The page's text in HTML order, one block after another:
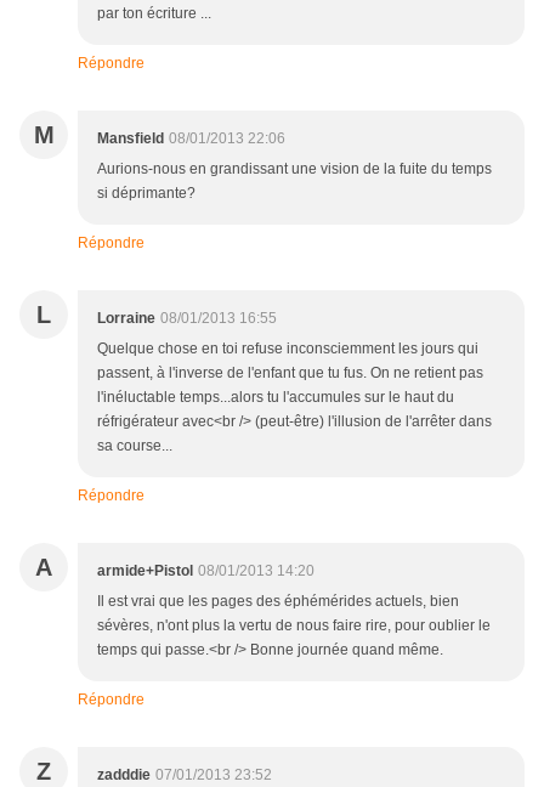
par ton écriture ...
Répondre
M Mansfield 08/01/2013 22:06
Aurions-nous en grandissant une vision de la fuite du temps
si déprimante?
Répondre
L Lorraine 08/01/2013 16:55
Quelque chose en toi refuse inconsciemment les jours qui
passent, à l'inverse de l'enfant que tu fus. On ne retient pas
l'inéluctable temps...alors tu l'accumules sur le haut du
réfrigérateur avec<br /> (peut-être) l'illusion de l'arrêter dans
sa course...
Répondre
A armide+Pistol 08/01/2013 14:20
Il est vrai que les pages des éphémérides actuels, bien
sévères, n'ont plus la vertu de nous faire rire, pour oublier le
temps qui passe.<br /> Bonne journée quand même.
Répondre
Z zadddie 07/01/2013 23:52